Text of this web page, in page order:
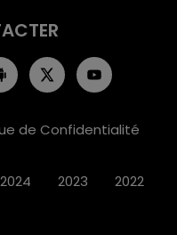
de Confidentialité
2024 2023 2022